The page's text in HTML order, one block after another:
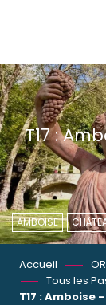
principal
T17 :
AMBOISE
Accueil
Tous les
T17 : Amboise